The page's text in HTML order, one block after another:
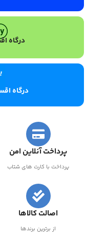
درگاه
درگاه
پرداخت آنلاین امن
پرداخت با کارت های شتاب
اصالت کالاها
از برترین برندها